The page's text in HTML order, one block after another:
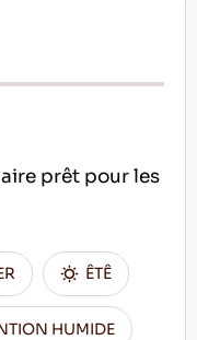
prêt pour les
ÊTÊ
HUMIDE